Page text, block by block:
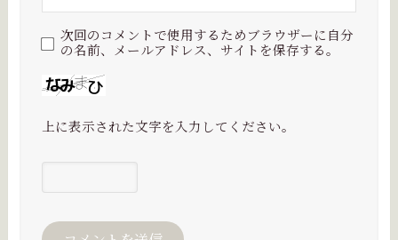
次回のコメントで使用するためブラウザーに自分
の名前、メールアドレス、サイトを保存する。
上に表示された文字を入力してください。